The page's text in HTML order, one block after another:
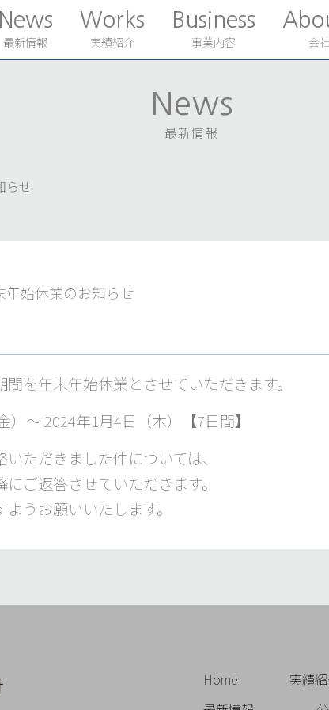
News
最新情報
Works
実績紹介
Business
事業内容 会
News
最新情報
らせ
年始休業のお知らせ
を年末年始休業とさせていただきます。
）～ 2024年1月4日（木）【7日間】
ただきました件については、
ご返答させていただきます。
うお願いいたします。
Home
実績